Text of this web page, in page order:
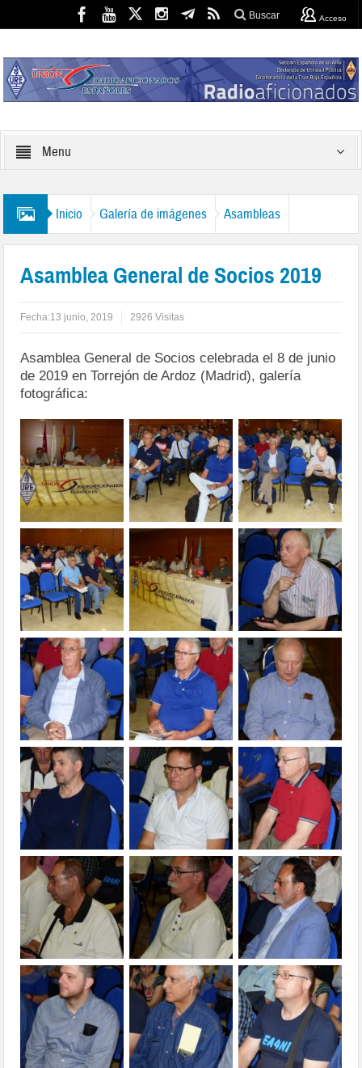
Buscar Acceso
Menu
Inicio Galería de imágenes Asambleas
Asamblea General de Socios 2019
Fecha:13 junio, 2019 2926 Visitas
Asamblea General de Socios celebrada el 8 de junio
de 2019 en Torrejón de Ardoz (Madrid), galería
fotográfica: